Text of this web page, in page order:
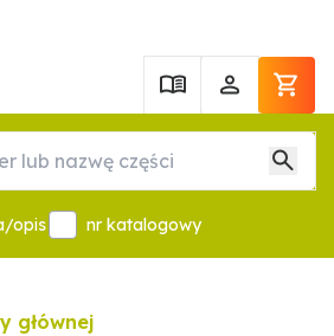
opis nr katalogowy
głównej